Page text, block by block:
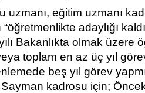
uzmanı, eğitim uzmanı
adaylığı
yılı Bakanlıkta olmak
toplam en az üç yıl
beş yıl görev
kadrosu için;